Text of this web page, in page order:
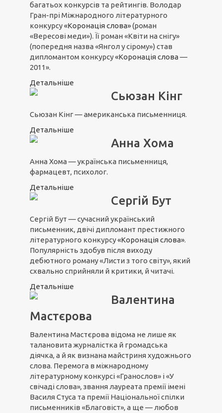
багатьох конкурсів та рейтингів. Володар
Гран-прі Міжнародного літературного
конкурсу«Коронація слова»(роман
«Вересові меди»). Її роман «Квіти на снігу»
(попередня назва «Янгол у сірому») став
дипломантом конкурсу«Коронація слова—
2011».
Детальніше
Сьюзан Кінг
Сьюзан Кінг — американська письменниця.
Детальніше
Анна Хома
Анна Хома — українська письменниця,
фармацевт, психолог.
Детальніше
Сергій Бут
Сергій Бут — сучасний український
письменник, двічі дипломант престижного
літературного конкурсу«Коронація слова».
Популярність здобув після виходу
дебютного роману «Листи з того світу», який
схвально сприйняли й критики, й читачі.
Детальніше
Валентина
Мастєрова
Валентина Мастєрова відома не лише як
талановита журналістка й громадська
діячка, а й як визнана майстриня художнього
слова. Перемога в міжнародному
літературному конкурсі «Гранослов» і «У
свічаді слова», звання лауреата премії імені
Василя Стуса та премії Національної спілки
письменників «Благовіст», а ще — любов